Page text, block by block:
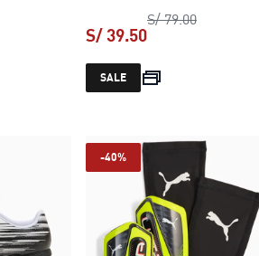
original S/ 99.00
S/ 59.40
S/ 79.00precio
S/ 39.50
precio actual S/
SALE
-40%